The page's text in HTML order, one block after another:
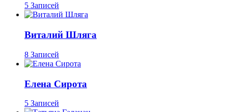
5 Записей
Виталий Шляга
8 Записей
Елена Сирота
5 Записей